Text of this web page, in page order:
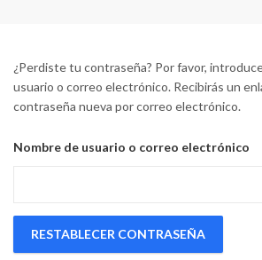
¿Perdiste tu contraseña? Por favor,
usuario o correo electrónico. Recibirás un
contraseña nueva por correo electrónico.
Nombre de usuario o correo electrónico
RESTABLECER CONTRASEÑA